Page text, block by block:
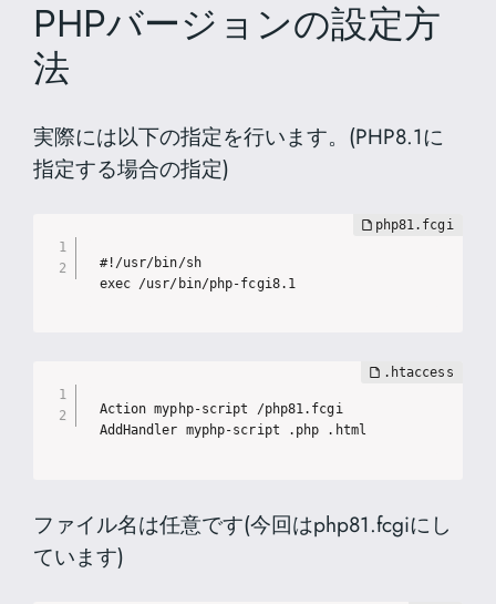
PHPバージョンの設定方
法
実際には以下の指定を行います。(PHP8.1に
指定する場合の指定)
#!/usr/bin/sh
exec /usr/bin/php-fcgi8.1
Action myphp-script /php81.fcgi
AddHandler myphp-script .php .html
ファイル名は任意です(今回はphp81.fcgiにし
ています)